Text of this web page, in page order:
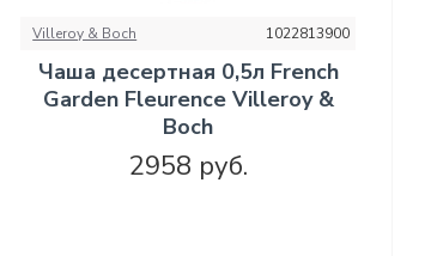
Villeroy & Boch 1022813900
Чаша десертная 0,5л French
Garden Fleurence Villeroy &
Boch
2958 руб.